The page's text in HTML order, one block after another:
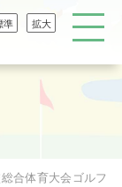
準 拡大
合体育大会ゴルフ